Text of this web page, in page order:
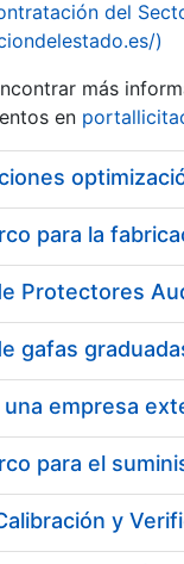
del
)
más
en